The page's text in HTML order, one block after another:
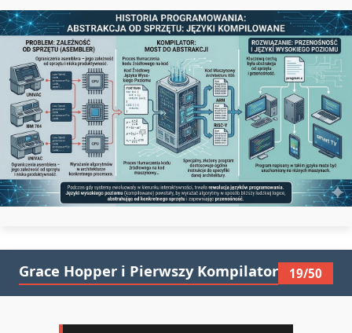
Grace Hopper i Pierwszy Kompilator 19/50